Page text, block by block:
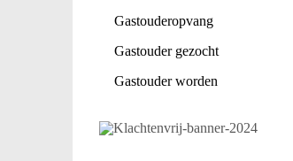
Gastouderopvang
Gastouder gezocht
Gastouder worden